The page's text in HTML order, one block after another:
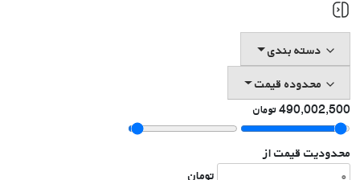
دسته بندی
محدوده قیمت
490,002,500تومان
محدودیت قیمت از
تومان